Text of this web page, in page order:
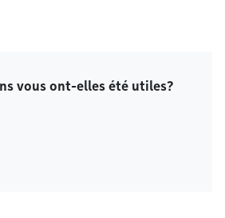
vous ont-elles été utiles?